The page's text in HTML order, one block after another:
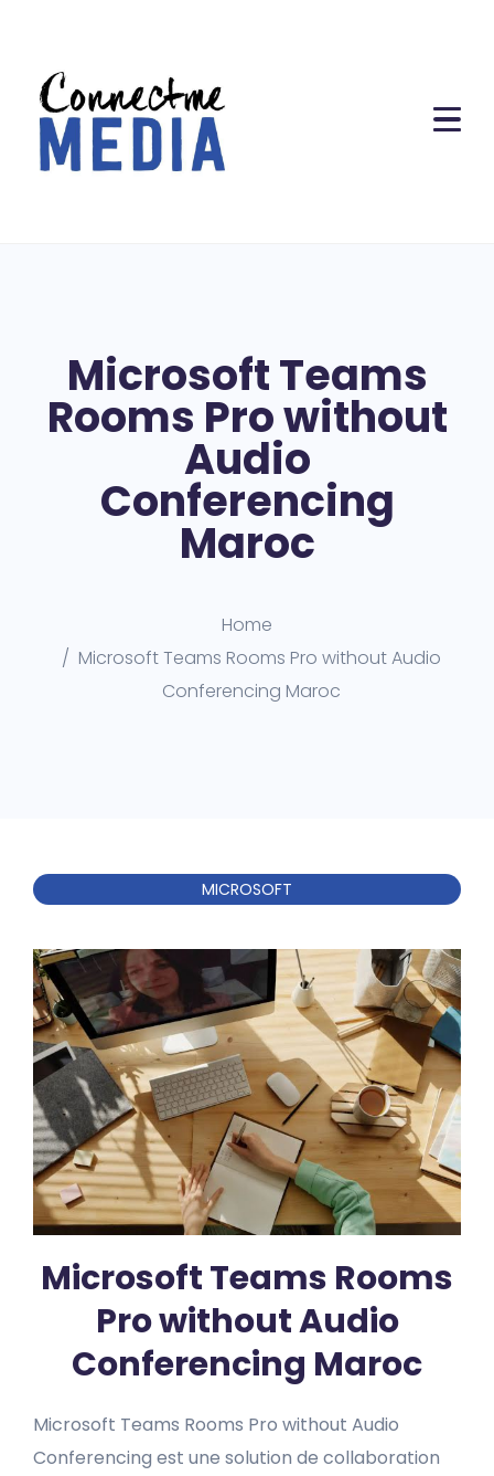
Microsoft Teams
Rooms Pro without
Audio
Conferencing
Maroc
Home
Microsoft Teams Rooms Pro without Audio
Conferencing Maroc
MICROSOFT
Microsoft Teams Rooms
Pro without Audio
Conferencing Maroc
Microsoft Teams Rooms Pro without Audio
Conferencing est une solution de collaboration